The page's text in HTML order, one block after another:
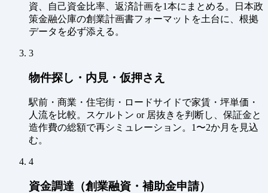
資、自己資金比率、返済計画を1本にまとめる。日本政
策金融公庫の創業計画書フォーマットを土台に、根拠
データを必ず添える。
3
物件探し・内見・仮押さえ
駅前・商業・住宅街・ロードサイドで家賃・坪単価・
人流を比較。スケルトン or 居抜きを判断し、保証金と
造作費の総額で再シミュレーション。1〜2か月を見込
む。
4
資金調達（創業融資・補助金申請）